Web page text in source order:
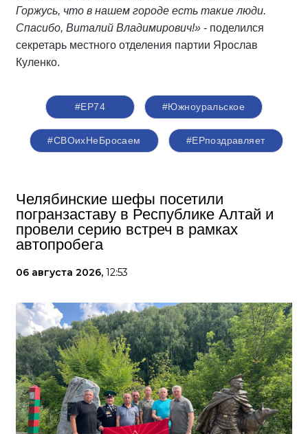
Горжусь, что в нашем городе есть такие люди.
Спасибо, Виталий Владимирович!» - поделился
секретарь местного отделения партии Ярослав
Куленко.
#ЕР74 #Южноуральское
#СВОихНеБросаем #ЕРпоздравляет
Челябинские шефы посетили
погранзаставу в Республике Алтай и
провели серию встреч в рамках
автопробега
06 августа 2026, 12:53